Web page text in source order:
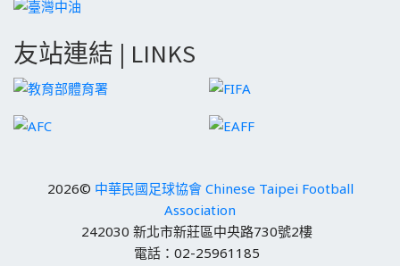
友站連結 | LINKS
2026© 中華民國足球協會 Chinese Taipei Football
Association
242030 新北市新莊區中央路730號2樓
電話：02-25961185